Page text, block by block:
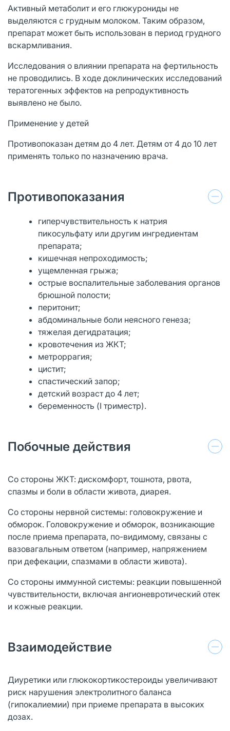
Активный метаболит и его глюкурониды не
выделяются с грудным молоком. Таким образом,
препарат может быть использован в период грудного
вскармливания.
Исследования о влиянии препарата на фертильность
не проводились. В ходе доклинических исследований
тератогенных эффектов на репродуктивность
выявлено не было.
Применение у детей
Противопоказан детям до 4 лет. Детям от 4 до 10 лет
применять только по назначению врача.
Противопоказания
гиперчувствительность к натрия
пикосульфату или другим ингредиентам
препарата;
кишечная непроходимость;
ущемленная грыжа;
острые воспалительные заболевания органов
брюшной полости;
перитонит;
абдоминальные боли неясного генеза;
тяжелая дегидратация;
кровотечения из ЖКТ;
метроррагия;
цистит;
спастический запор;
детский возраст до 4 лет;
беременность (I триместр).
Побочные действия
Со стороны ЖКТ: дискомфорт, тошнота, рвота,
спазмы и боли в области живота, диарея.
Со стороны нервной системы: головокружение и
обморок. Головокружение и обморок, возникающие
после приема препарата, по-видимому, связаны с
вазовагальным ответом (например, напряжением
при дефекации, спазмами в области живота).
Со стороны иммунной системы: реакции повышенной
чувствительности, включая ангионевротический отек
и кожные реакции.
Взаимодействие
Диуретики или глюкокортикостероиды увеличивают
риск нарушения электролитного баланса
(гипокалиемии) при приеме препарата в высоких
дозах.